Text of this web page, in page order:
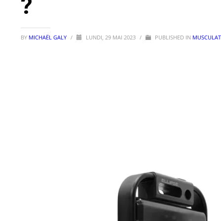
?
BY MICHAËL GALY / LUNDI, 29 MAI 2023 / PUBLISHED IN